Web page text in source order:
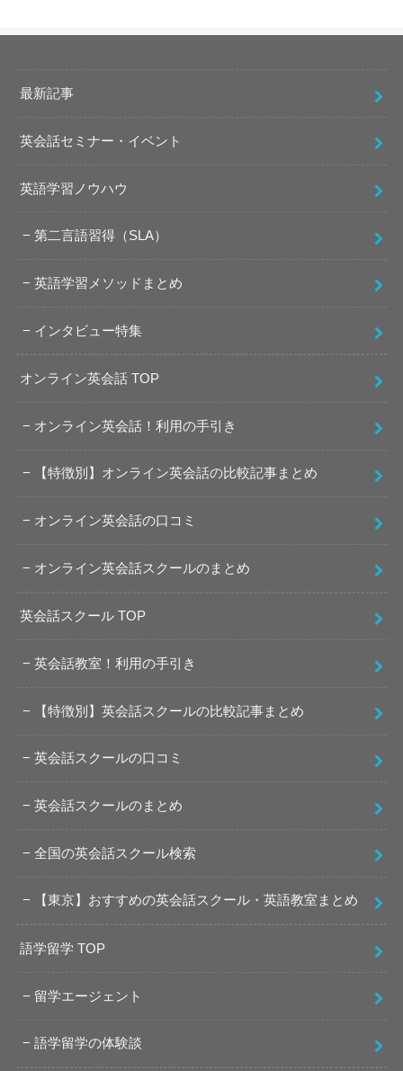
最新記事
英会話セミナー・イベント
英語学習ノウハウ
第二言語習得（SLA）
英語学習メソッドまとめ
インタビュー特集
オンライン英会話 TOP
オンライン英会話！利用の手引き
【特徴別】オンライン英会話の比較記事まとめ
オンライン英会話の口コミ
オンライン英会話スクールのまとめ
英会話スクール TOP
英会話教室！利用の手引き
【特徴別】英会話スクールの比較記事まとめ
英会話スクールの口コミ
英会話スクールのまとめ
全国の英会話スクール検索
【東京】おすすめの英会話スクール・英語教室まとめ
語学留学 TOP
留学エージェント
語学留学の体験談